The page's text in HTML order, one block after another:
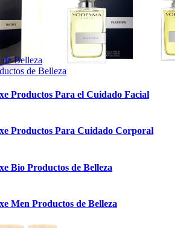
Belleza
de Belleza
Productos Para el Cuidado Facial
Productos Para Cuidado Corporal
Bio Productos de Belleza
Men Productos de Belleza